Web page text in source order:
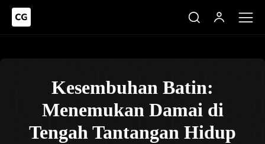
Kesembuhan Batin:
Menemukan Damai di
Tengah Tantangan Hidup